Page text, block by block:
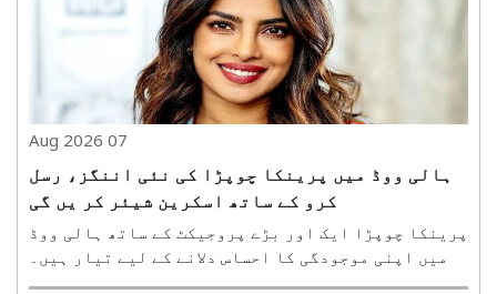
07 Aug 2026
ہالی ووڈ میں پرینکا چوپڑا کی نئی اننگز، رسل
کرو کے ساتھ اسکرین شیئر کر یں گی
پرینکا چوپڑا ایک اور بڑے پروجیکٹ کے ساتھ ہالی ووڈ
میں اپنی موجودگی کا احساس دلانے کے لیے تیار ہیں۔
آسکر ایوارڈ یافتہ اداکار رسل کرو اور پرینکا پہلی